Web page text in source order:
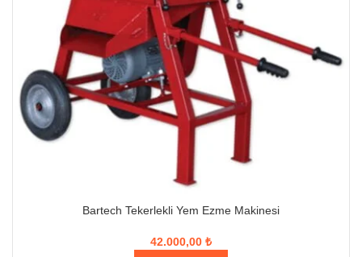
Bartech Tekerlekli Yem Ezme Makinesi
42.000,00 ₺